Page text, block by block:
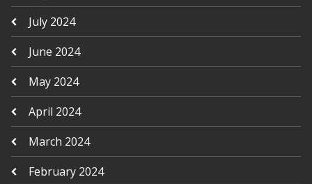
July 2024
June 2024
May 2024
April 2024
March 2024
February 2024